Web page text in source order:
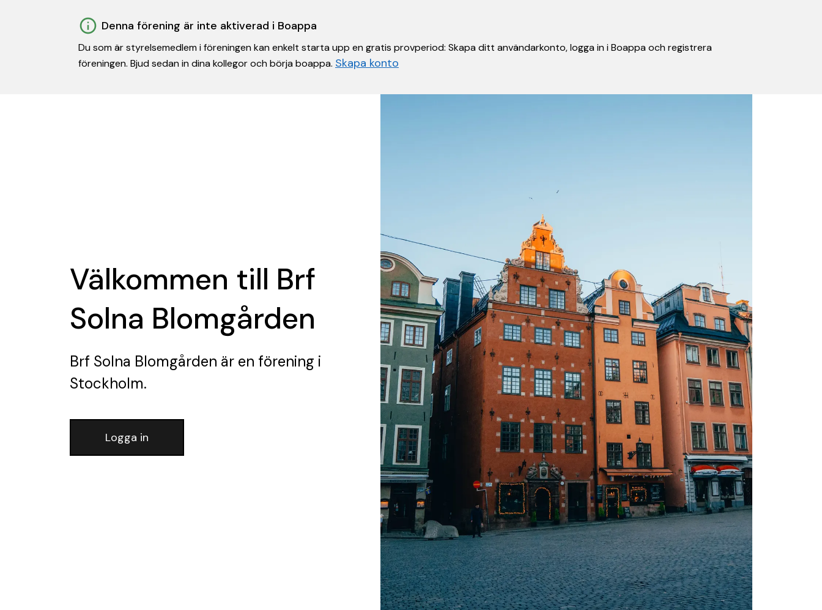
Denna förening är inte aktiverad i Boappa
Du som är styrelsemedlem i föreningen kan enkelt starta upp en gratis provperiod: Skapa ditt användarkonto, logga in i Boappa och registrera
föreningen. Bjud sedan in dina kollegor och börja boappa. Skapa konto
Välkommen till Brf
Solna Blomgården
Brf Solna Blomgården är en förening i
Stockholm.
Logga in